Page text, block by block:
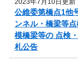
公維委第橋点1他
ンネル・橋梁等
模橋梁等の 点検
札公告